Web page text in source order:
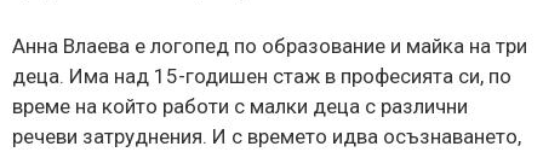
Анна Влаева е логопед по образование и майка на три
деца. Има над 15-годишен стаж в професията си, по
време на който работи с малки деца с различни
речеви затруднения. И с времето идва осъзнаването,